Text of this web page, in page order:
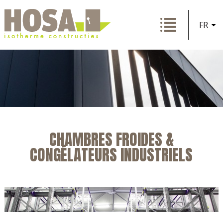
FR
CHAMBRES FROIDES &
CONGÉLATEURS INDUSTRIELS